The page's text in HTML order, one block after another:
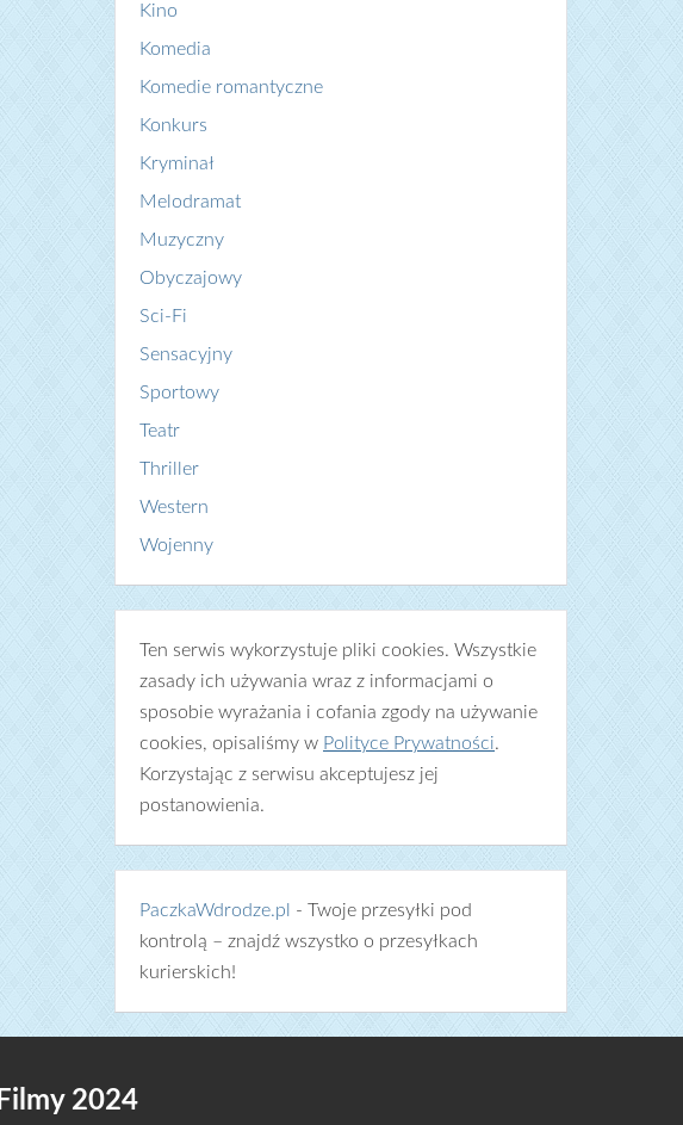
Kino
Komedia
Komedie romantyczne
Konkurs
Kryminał
Melodramat
Muzyczny
Obyczajowy
Sci-Fi
Sensacyjny
Sportowy
Teatr
Thriller
Western
Wojenny
Ten serwis wykorzystuje pliki cookies. Wszystkie
zasady ich używania wraz z informacjami o
sposobie wyrażania i cofania zgody na używanie
cookies, opisaliśmy w Polityce Prywatności.
Korzystając z serwisu akceptujesz jej
postanowienia.
PaczkaWdrodze.pl
- Twoje przesyłki pod
kontrolą – znajdź wszystko o przesyłkach
kurierskich!
Filmy 2024